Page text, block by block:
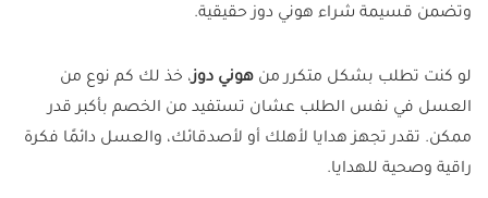
وتضمن قسيمة شراء هوني دوز حقيقية.
لو كنت تطلب بشكل متكرر من هوني دوز، خذ لك كم نوع من
العسل في نفس الطلب عشان تستفيد من الخصم بأكبر قدر
ممكن. تقدر تجهز هدايا لأهلك أو لأصدقائك، والعسل دائمًا فكرة
راقية وصحية للهدايا.